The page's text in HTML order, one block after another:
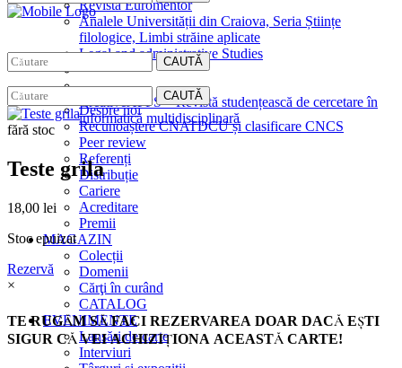
Revista Euromentor
Analele Universității din Craiova, Seria Științe
filologice, Limbi străine aplicate
Legal and administrative Studies
CreativeAPPS – Revistă studențească de cercetare în
informatică multidisciplinară
CAUTĂ
EDITURA
Despre noi
Recunoaștere CNATDCU și clasificare CNCS
Peer review
Referenți
Distribuție
Cariere
Acreditare
Premii
MAGAZIN
Colecții
Domenii
Cărţi în curând
CATALOG
EVENIMENTE
Lansări de carte
Interviuri
CAUTĂ
fără stoc
Teste grila
18,00 lei
Stoc epuizat
Rezervă
×
TE RUGĂM SĂ FACI REZERVAREA DOAR DACĂ EŞTI
SIGUR CĂ VEI ACHIZIŢIONA ACEASTĂ CARTE!